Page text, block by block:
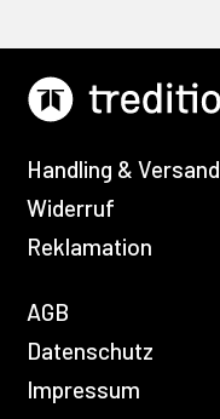
Handling & Versand
Widerruf
Reklamation
AGB
Datenschutz
Impressum